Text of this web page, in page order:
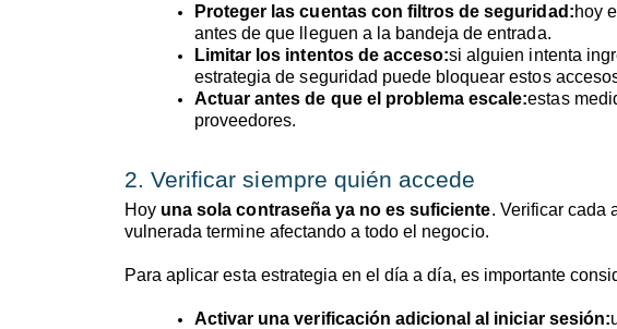
Proteger las cuentas con filtros de seguridad:hoy
antes de que lleguen a la bandeja de entrada.
Limitar los intentos de acceso:si alguien intenta
estrategia de seguridad puede bloquear estos
Actuar antes de que el problema escale:estas
proveedores.
2. Verificar siempre quién accede
Hoy una sola contraseña ya no es suficiente. Verificar cada
vulnerada termine afectando a todo el negocio.
Para aplicar esta estrategia en el día a día, es importante
Activar una verificación adicional al iniciar sesión: